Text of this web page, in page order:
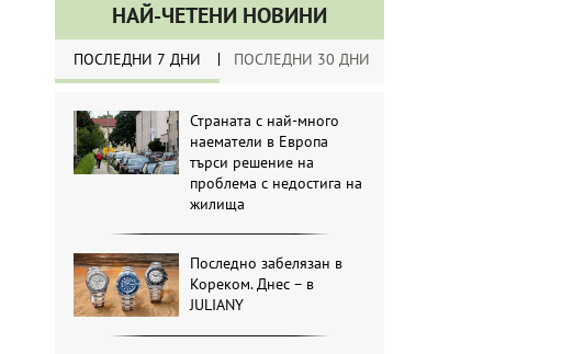
НАЙ-ЧЕТЕНИ НОВИНИ
ПОСЛЕДНИ 7 ДНИ ПОСЛЕДНИ 30 ДНИ
Страната с най-много
наематели в Европа
търси решение на
проблема с недостига на
жилища
Последно забелязан в
Кореком. Днес – в
JULIANY